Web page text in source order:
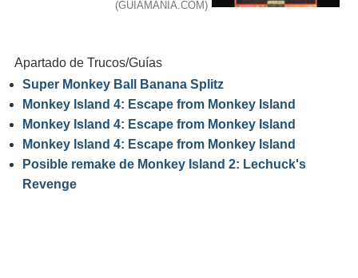
(GUIAMANIA.COM)
Apartado de Trucos/Guías
Super Monkey Ball Banana Splitz
Monkey Island 4: Escape from Monkey Island
Monkey Island 4: Escape from Monkey Island
Monkey Island 4: Escape from Monkey Island
Posible remake de Monkey Island 2: Lechuck's
Revenge